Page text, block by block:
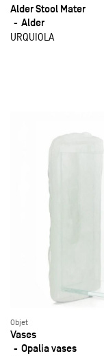
Alder Stool Mater
Alder
URQUIOLA
Objet
Vases
Opalia vases